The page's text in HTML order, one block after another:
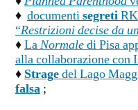
♦ documentisegreti
“Restrizioni decise da
♦LaNormaledi Pisa
alla collaborazione con
♦ Stragedel Lago
falsa ;